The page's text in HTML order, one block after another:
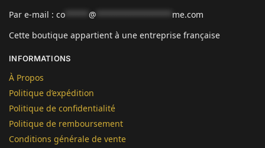
Par e-mail : co @
me.com
Cette boutique appartient à une entreprise française
INFORMATIONS
À Propos
Politique d’expédition
Politique de confidentialité
Politique de remboursement
Conditions générale de vente